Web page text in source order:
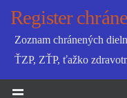
SkipRegister
Zoznam chránených
ŤZP, ZŤP, ťažko